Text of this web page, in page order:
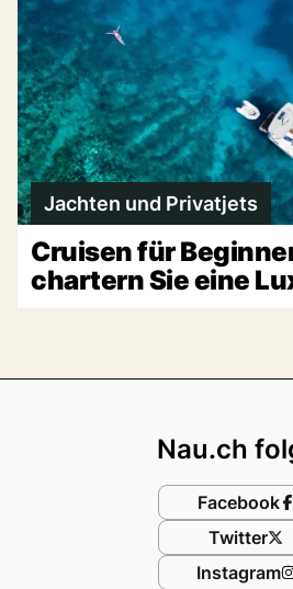
Jachten und Privatjets
Cruisen für
chartern Sie eine
Nau.ch
Facebook
Twitter
Instagram